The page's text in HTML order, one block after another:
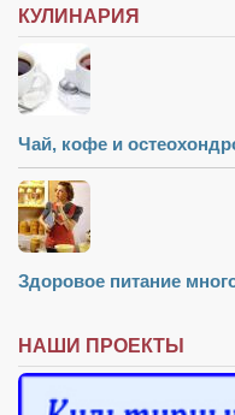
КУЛИНАРИЯ
Чай, кофе и
Здоровое питание
НАШИ ПРОЕКТЫ